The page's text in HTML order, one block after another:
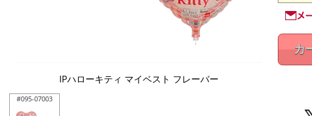
IPハローキティ マイベスト フレーバー
#095-07003
カ